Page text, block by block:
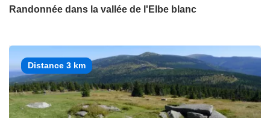
Randonnée dans la vallée de l'Elbe blanc
Distance 3 km